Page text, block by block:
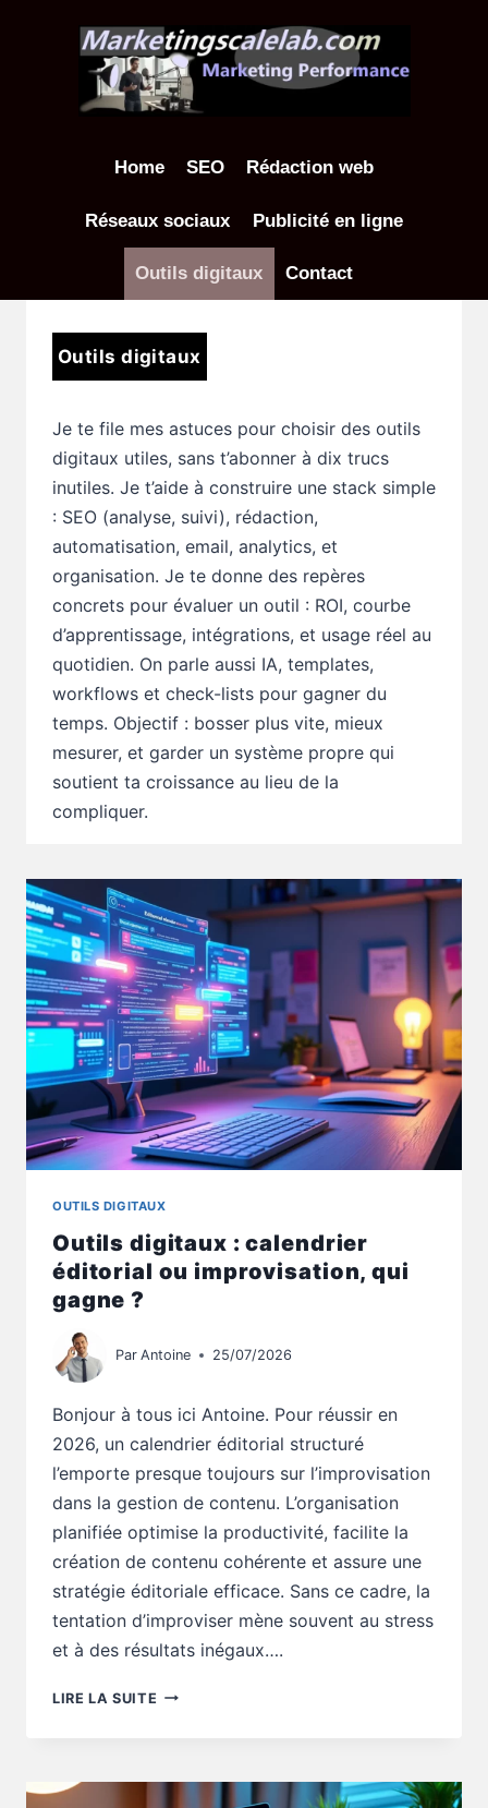
Home SEO Rédaction web
Réseaux sociaux Publicité en ligne
Outils digitaux Contact
Outils digitaux
Je te file mes astuces pour choisir des outils
digitaux utiles, sans t’abonner à dix trucs
inutiles. Je t’aide à construire une stack simple
: SEO (analyse, suivi), rédaction,
automatisation, email, analytics, et
organisation. Je te donne des repères
concrets pour évaluer un outil : ROI, courbe
d’apprentissage, intégrations, et usage réel au
quotidien. On parle aussi IA, templates,
workflows et check-lists pour gagner du
temps. Objectif : bosser plus vite, mieux
mesurer, et garder un système propre qui
soutient ta croissance au lieu de la
compliquer.
OUTILS DIGITAUX
Outils digitaux : calendrier
éditorial ou improvisation, qui
gagne ?
Par Antoine 25/07/2026
Bonjour à tous ici Antoine. Pour réussir en
2026, un calendrier éditorial structuré
l’emporte presque toujours sur l’improvisation
dans la gestion de contenu. L’organisation
planifiée optimise la productivité, facilite la
création de contenu cohérente et assure une
stratégie éditoriale efficace. Sans ce cadre, la
tentation d’improviser mène souvent au stress
et à des résultats inégaux….
LIRE LA SUITE OUTILS
ÉDITORIAL